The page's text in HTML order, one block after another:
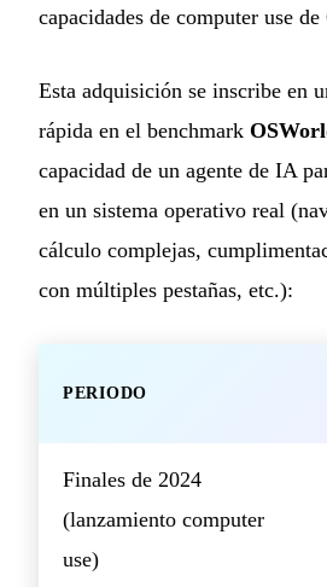
capacidades de computer use de
Esta adquisición se inscribe en
rápida en el benchmark
capacidad de un agente de IA
en un sistema operativo real
cálculo complejas,
con múltiples pestañas, etc.):
PERIODO
Finales de 2024
(lanzamiento computer
use)